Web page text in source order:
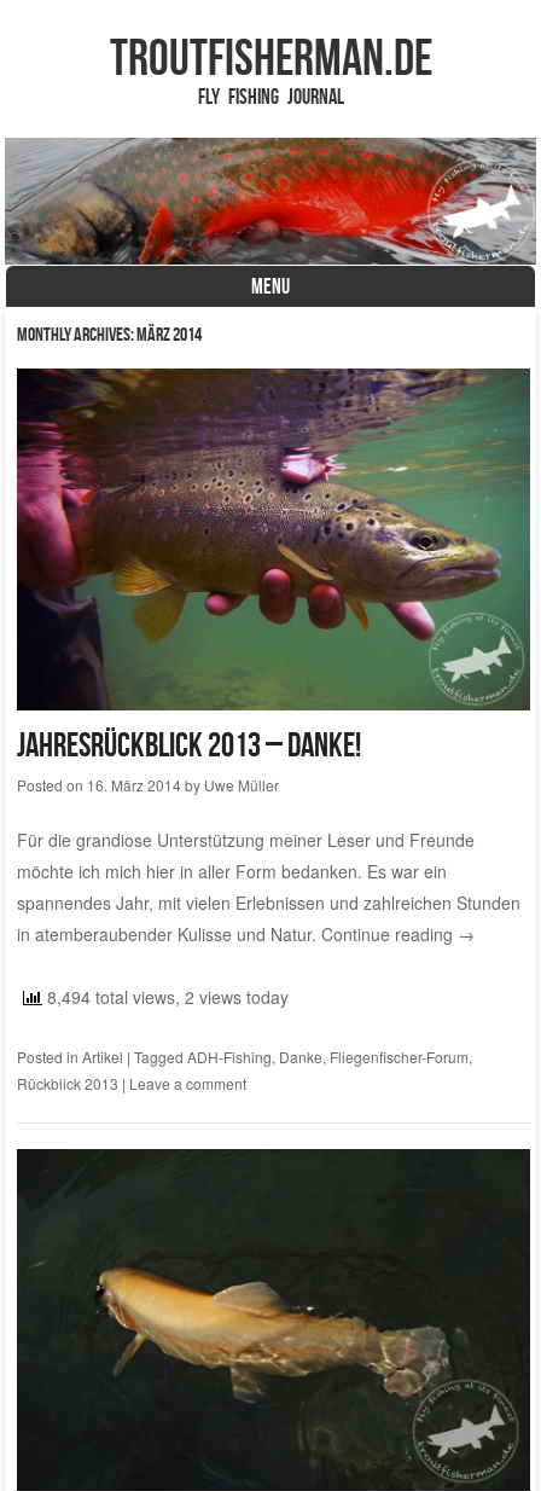
TROUTFISHERMAN.de
Fly Fishing Journal
MENU
Skip to content
Monthly Archives:März 2014
Jahresrückblick 2013 – Danke!
Posted on 16. März 2014by Uwe Müller
Für die grandiose Unterstützung meiner Leser und Freunde
möchte ich mich hier in aller Form bedanken. Es war ein
spannendes Jahr, mit vielen Erlebnissen und zahlreichen Stunden
in atemberaubender Kulisse und Natur. Continue reading →
8,494 total views, 2 views today
Posted in Artikel | Tagged ADH-Fishing, Danke, Fliegenfischer-Forum,
Rückblick 2013 | Leave a comment